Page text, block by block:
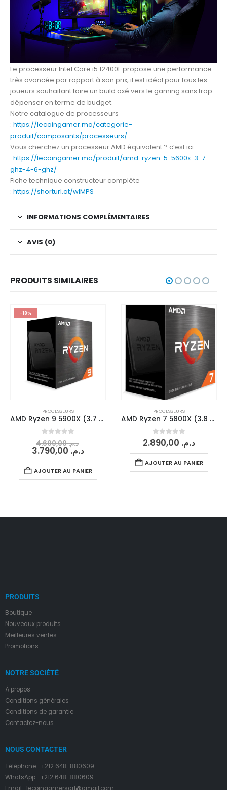
Le processeur Intel Core i5 12400F propose une performance
très avancée par rapport à son prix, il est idéal pour tous les
joueurs souhaitant faire un build axé vers le gaming sans trop
dépenser en terme de budget.
Notre catalogue de processeurs
: https://lecoingamer.ma/categorie-
produit/composants/processeurs/
Vous cherchez un processeur AMD équivalent ? c’est ici
: https://lecoingamer.ma/produit/amd-ryzen-5-5600x-3-7-
ghz-4-6-ghz/
Fiche technique constructeur complète
: https://shorturl.at/wIMPS
INFORMATIONS COMPLÉMENTAIRES
AVIS (0)
PRODUITS SIMILAIRES
-18%
PROCESSEURS
AMD Ryzen 9 5900X (3.7 Ghz / 4.8 Ghz)
0sur 5 د.م.4.600,00
د.م.
AJOUTER AU PANIER
PROCESSEURS
AMD Ryzen 7 5800X (3.8 Ghz / 4.7 Ghz)
0sur 5 د.م.
AJOUTER AU PANIER
PRODUITS
Boutique
Nouveaux produits
Meilleures ventes
Promotions
NOTRE SOCIÉTÉ
À propos
Conditions générales
Conditions de garantie
Contactez-nous
NOUS CONTACTER
Téléphone : +212 648-880609
WhatsApp : +212 648-880609
Email : lecoingamersarl@gmail.com